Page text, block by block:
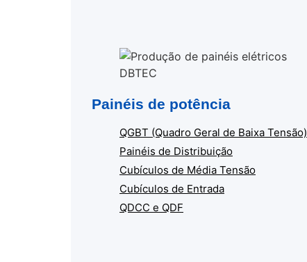
Painéis de potência
QGBT (Quadro Geral de Baixa Tensão)
Painéis de Distribuição
Cubículos de Média Tensão
Cubículos de Entrada
QDCC e QDF